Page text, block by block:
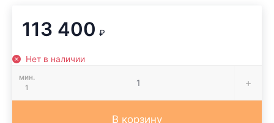
113 400 ₽
Нет в наличии
мин.
1
В корзину